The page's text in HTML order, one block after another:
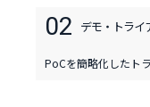
02 デモ・トライ
PoCを簡略化したト